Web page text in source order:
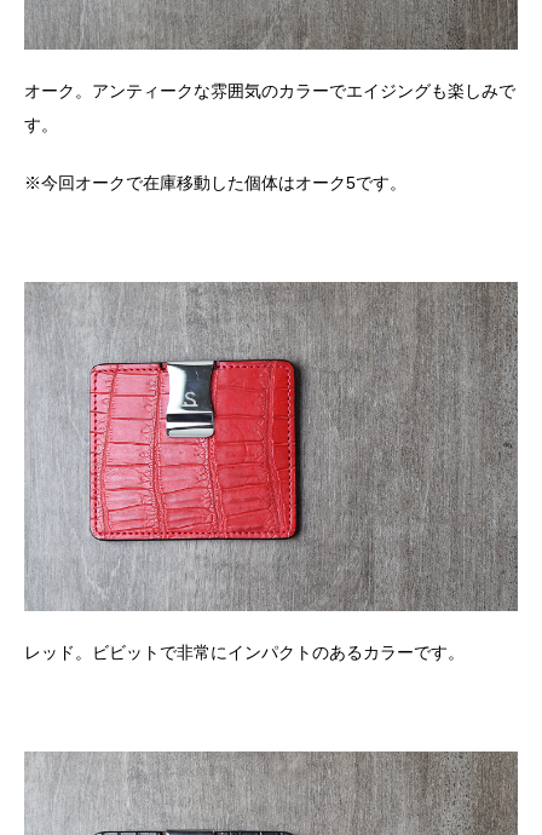
オーク。アンティークな雰囲気のカラーでエイジングも楽しみで
す。
※今回オークで在庫移動した個体はオーク5です。
レッド。ビビットで非常にインパクトのあるカラーです。